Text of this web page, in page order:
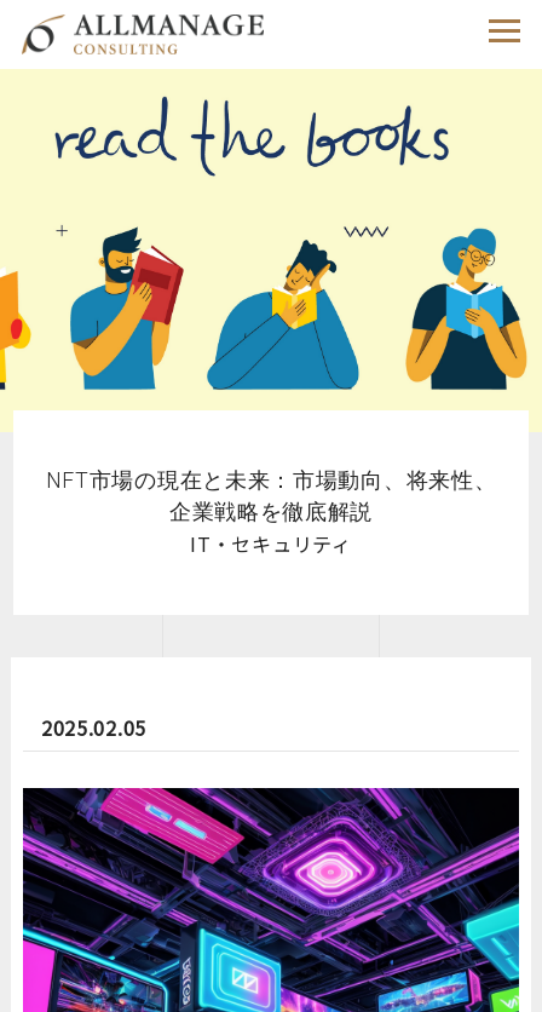
NFT市場の現在と未来：市場動向、将来性、
企業戦略を徹底解説
IT・セキュリティ
2025.02.05